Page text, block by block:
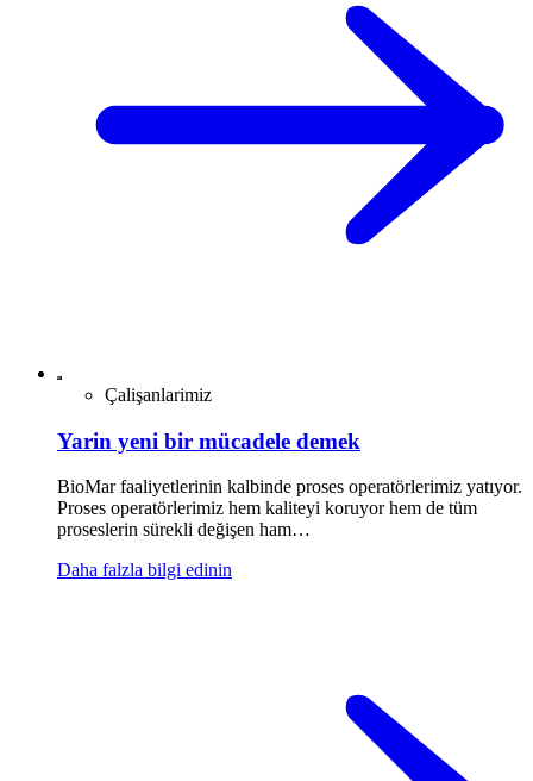
Çalişanlarimiz
Yarin yeni bir mücadele demek
BioMar faaliyetlerinin kalbinde proses operatörlerimiz yatıyor.
Proses operatörlerimiz hem kaliteyi koruyor hem de tüm
proseslerin sürekli değişen ham…
Daha falzla bilgi edinin